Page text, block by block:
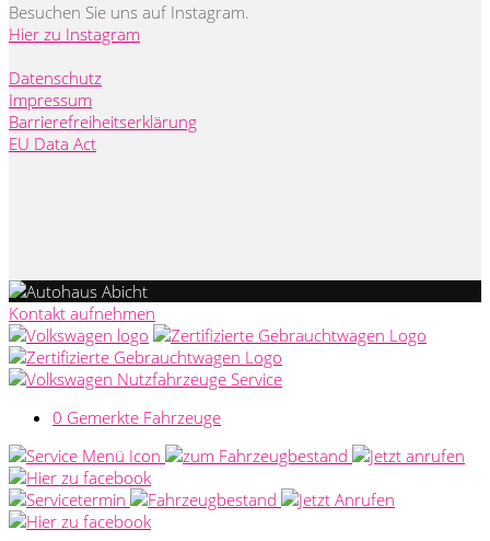
Besuchen Sie uns auf Instagram.
Hier zu Instagram
Datenschutz
Impressum
Barrierefreiheitserklärung
EU Data Act
Kontakt aufnehmen
0 Gemerkte Fahrzeuge